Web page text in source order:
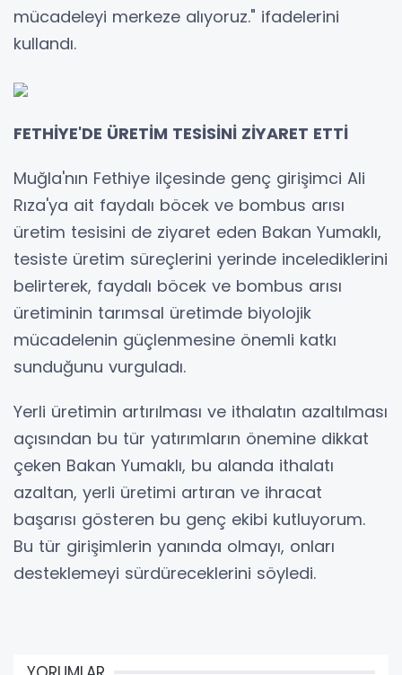
mücadeleyi merkeze alıyoruz." ifadelerini
kullandı.
FETHİYE'DE ÜRETİM TESİSİNİ ZİYARET ETTİ
Muğla'nın Fethiye ilçesinde genç girişimci Ali
Rıza'ya ait faydalı böcek ve bombus arısı
üretim tesisini de ziyaret eden Bakan Yumaklı,
tesiste üretim süreçlerini yerinde incelediklerini
belirterek, faydalı böcek ve bombus arısı
üretiminin tarımsal üretimde biyolojik
mücadelenin güçlenmesine önemli katkı
sunduğunu vurguladı.
Yerli üretimin artırılması ve ithalatın azaltılması
açısından bu tür yatırımların önemine dikkat
çeken Bakan Yumaklı, bu alanda ithalatı
azaltan, yerli üretimi artıran ve ihracat
başarısı gösteren bu genç ekibi kutluyorum.
Bu tür girişimlerin yanında olmayı, onları
desteklemeyi sürdüreceklerini söyledi.